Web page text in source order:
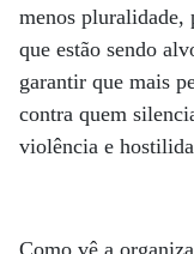
menos pluralidade,
que estão sendo
garantir que mais
contra quem
violência e
Como vê a